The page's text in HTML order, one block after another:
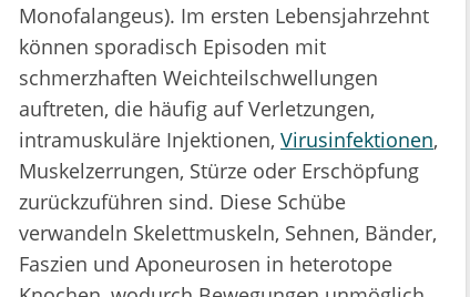
Monofalangeus). Im ersten Lebensjahrzehnt
können sporadisch Episoden mit
schmerzhaften Weichteilschwellungen
auftreten, die häufig auf Verletzungen,
intramuskuläre Injektionen, Virusinfektionen,
Muskelzerrungen, Stürze oder Erschöpfung
zurückzuführen sind. Diese Schübe
verwandeln Skelettmuskeln, Sehnen, Bänder,
Faszien und Aponeurosen in heterotope